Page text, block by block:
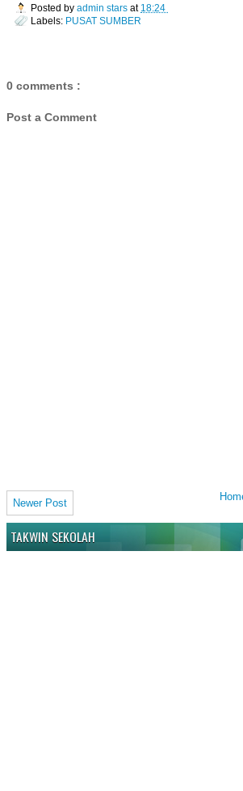
Posted by admin stars at 18:24
Labels: PUSAT SUMBER
0 comments :
Post a Comment
Newer Post
TAKWIN SEKOLAH